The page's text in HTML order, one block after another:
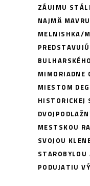
ZÁUJMU STÁLI
NAJMÄ
MELNISHKA/
MIMORIADNE
MIESTOM
HISTORICKEJ
MESTSKOU
SVOJOU
STAROBYLOU
PODUJATIU